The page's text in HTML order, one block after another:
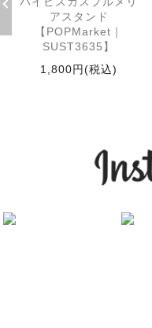
アスタンド
【POPMarket｜
SUST3635】
1,800円(税込)